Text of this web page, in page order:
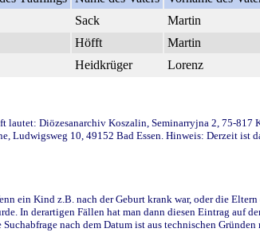
Sack Martin
Höfft Martin
Heidkrüger Lorenz
Diözesanarchiv Koszalin, Seminarryjna 2, 75-817
Ludwigsweg 10, 49152 Bad Essen. Hinweis: Derzeit ist
ein Kind z.B. nach der Geburt krank war, oder die
In derartigen Fällen hat man dann diesen Eintrag auf
nach dem Datum ist aus technischen